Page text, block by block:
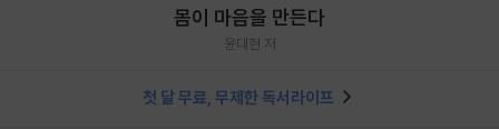
몸이 마음을 만든다
윤대현 저
첫 달 무료, 무제한 독서라이프